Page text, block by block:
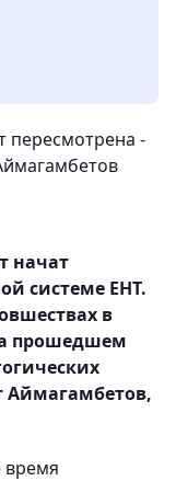
пересмотрена -
начат
системе ЕНТ.
в
прошедшем
Аймагамбетов,
время